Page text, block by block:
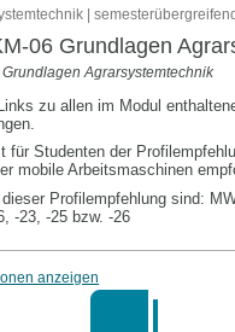
|
06 Grundlagen
Agrarsystemtechnik
zu allen im Modul
für Studenten der
mobile Arbeitsmaschinen
Profilempfehlung sind:
-23, -25 bzw. -26
anzeigen